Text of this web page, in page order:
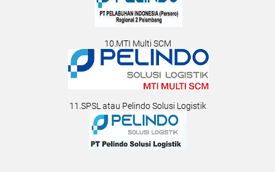
10.MTI Multi SCM
11.SPSL atau Pelindo Solusi Logistik